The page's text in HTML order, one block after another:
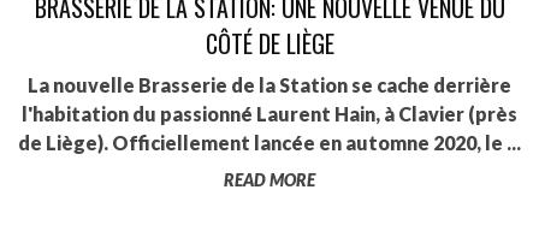
BRASSERIE DE LA STATION: UNE NOUVELLE VENUE DU
CÔTÉ DE LIÈGE
La nouvelle Brasserie de la Station se cache derrière
l'habitation du passionné Laurent Hain, à Clavier (près
de Liège). Officiellement lancée en automne 2020, le ...
READ MORE